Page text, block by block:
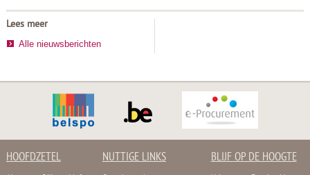
Lees meer
Alle nieuwsberichten
HOOFDZETEL NUTTIGE LINKS BLIJF OP DE HOOGTE